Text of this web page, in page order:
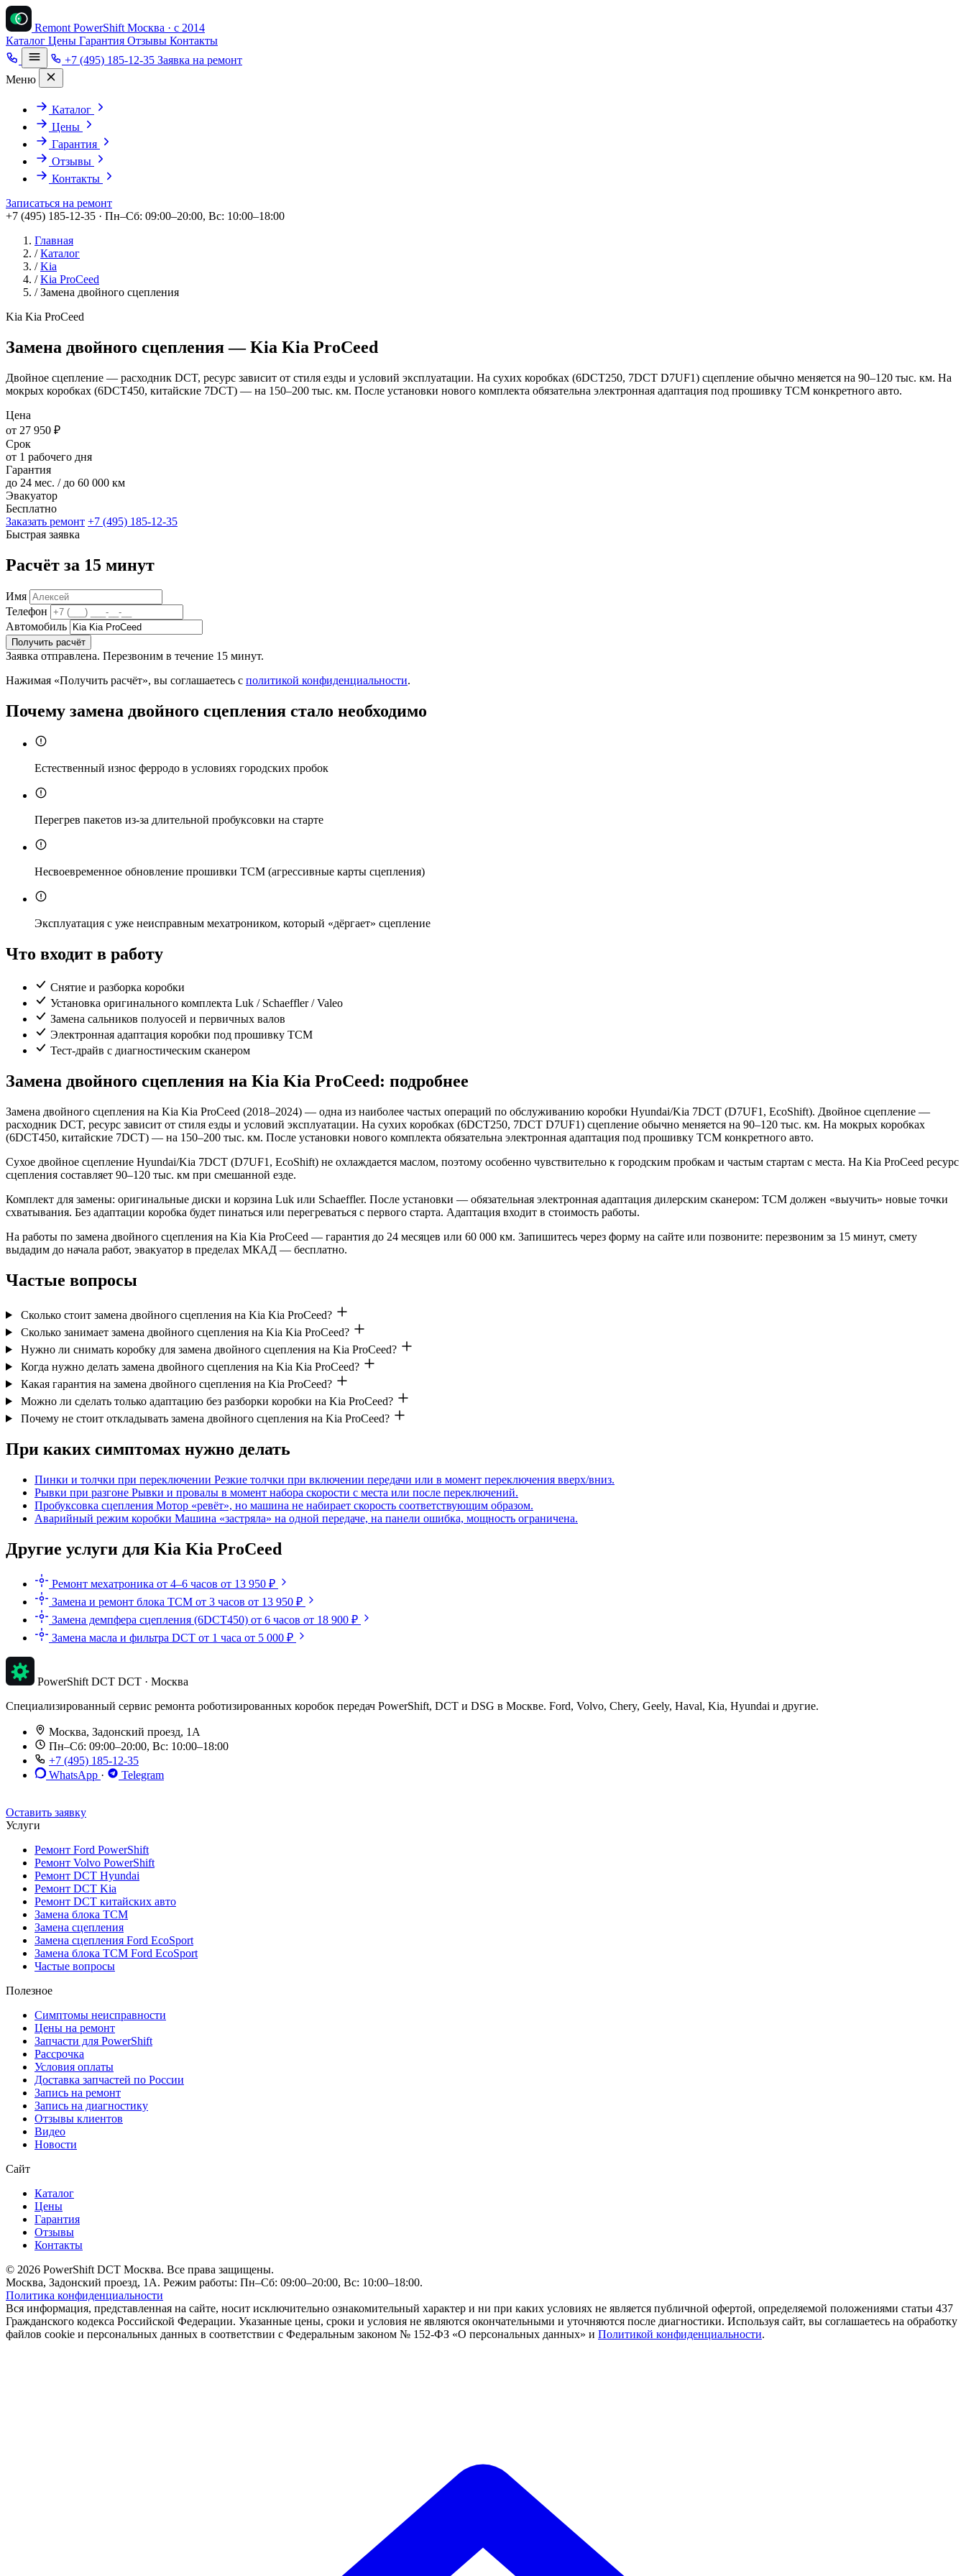
Remont PowerShift Москва · с 2014
Каталог Цены Гарантия Отзывы Контакты
+7 (495) 185-12-35 Заявка на ремонт
Меню
Каталог
Цены
Гарантия
Отзывы
Контакты
Записаться на ремонт
+7 (495) 185-12-35 · Пн–Сб: 09:00–20:00, Вс: 10:00–18:00
Главная
/ Каталог
/ Kia
/ Kia ProCeed
/ Замена двойного сцепления
Kia Kia ProCeed
Замена двойного сцепления — Kia Kia ProCeed
Двойное сцепление — расходник DCT, ресурс зависит от стиля езды и условий эксплуатации. На сухих коробках (6DCT250, 7DCT D7UF1) сцепление обычно меняется на 90–120 тыс. км. На
мокрых коробках (6DCT450, китайские 7DCT) — на 150–200 тыс. км. После установки нового комплекта обязательна электронная адаптация под прошивку TCM конкретного авто.
Цена
от 27 950 ₽
Срок
от 1 рабочего дня
Гарантия
до 24 мес. / до 60 000 км
Эвакуатор
Бесплатно
Заказать ремонт +7 (495) 185-12-35
Быстрая заявка
Расчёт за 15 минут
Имя
Телефон
Автомобиль
Получить расчёт
Заявка отправлена. Перезвоним в течение 15 минут.
Нажимая «Получить расчёт», вы соглашаетесь с политикой конфиденциальности.
Почему замена двойного сцепления стало необходимо
Естественный износ ферродо в условиях городских пробок
Перегрев пакетов из-за длительной пробуксовки на старте
Несвоевременное обновление прошивки TCM (агрессивные карты сцепления)
Эксплуатация с уже неисправным мехатроником, который «дёргает» сцепление
Что входит в работу
Снятие и разборка коробки
Установка оригинального комплекта Luk / Schaeffler / Valeo
Замена сальников полуосей и первичных валов
Электронная адаптация коробки под прошивку TCM
Тест-драйв с диагностическим сканером
Замена двойного сцепления на Kia Kia ProCeed: подробнее
Замена двойного сцепления на Kia Kia ProCeed (2018–2024) — одна из наиболее частых операций по обслуживанию коробки Hyundai/Kia 7DCT (D7UF1, EcoShift). Двойное сцепление —
расходник DCT, ресурс зависит от стиля езды и условий эксплуатации. На сухих коробках (6DCT250, 7DCT D7UF1) сцепление обычно меняется на 90–120 тыс. км. На мокрых коробках
(6DCT450, китайские 7DCT) — на 150–200 тыс. км. После установки нового комплекта обязательна электронная адаптация под прошивку TCM конкретного авто.
Сухое двойное сцепление Hyundai/Kia 7DCT (D7UF1, EcoShift) не охлаждается маслом, поэтому особенно чувствительно к городским пробкам и частым стартам с места. На Kia ProCeed ресурс
сцепления составляет 90–120 тыс. км при смешанной езде.
Комплект для замены: оригинальные диски и корзина Luk или Schaeffler. После установки — обязательная электронная адаптация дилерским сканером: TCM должен «выучить» новые точки
схватывания. Без адаптации коробка будет пинаться или перегреваться с первого старта. Адаптация входит в стоимость работы.
На работы по замена двойного сцепления на Kia Kia ProCeed — гарантия до 24 месяцев или 60 000 км. Запишитесь через форму на сайте или позвоните: перезвоним за 15 минут, смету
выдадим до начала работ, эвакуатор в пределах МКАД — бесплатно.
Частые вопросы
Сколько стоит замена двойного сцепления на Kia Kia ProCeed?
Сколько занимает замена двойного сцепления на Kia Kia ProCeed?
Нужно ли снимать коробку для замена двойного сцепления на Kia ProCeed?
Когда нужно делать замена двойного сцепления на Kia Kia ProCeed?
Какая гарантия на замена двойного сцепления на Kia ProCeed?
Можно ли сделать только адаптацию без разборки коробки на Kia ProCeed?
Почему не стоит откладывать замена двойного сцепления на Kia ProCeed?
При каких симптомах нужно делать
Пинки и толчки при переключении Резкие толчки при включении передачи или в момент переключения вверх/вниз.
Рывки при разгоне Рывки и провалы в момент набора скорости с места или после переключений.
Пробуксовка сцепления Мотор «ревёт», но машина не набирает скорость соответствующим образом.
Аварийный режим коробки Машина «застряла» на одной передаче, на панели ошибка, мощность ограничена.
Другие услуги для Kia Kia ProCeed
Ремонт мехатроника от 4–6 часов от 13 950 ₽
Замена и ремонт блока TCM от 3 часов от 13 950 ₽
Замена демпфера сцепления (6DCT450) от 6 часов от 18 900 ₽
Замена масла и фильтра DCT от 1 часа от 5 000 ₽
PowerShift DCT DCT · Москва
Специализированный сервис ремонта роботизированных коробок передач PowerShift, DCT и DSG в Москве. Ford, Volvo, Chery, Geely, Haval, Kia, Hyundai и другие.
Москва, Задонский проезд, 1А
Пн–Сб: 09:00–20:00, Вс: 10:00–18:00
+7 (495) 185-12-35
WhatsApp ·
Telegram
Оставить заявку
Услуги
Ремонт Ford PowerShift
Ремонт Volvo PowerShift
Ремонт DCT Hyundai
Ремонт DCT Kia
Ремонт DCT китайских авто
Замена блока TCM
Замена сцепления
Замена сцепления Ford EcoSport
Замена блока TCM Ford EcoSport
Частые вопросы
Полезное
Симптомы неисправности
Цены на ремонт
Запчасти для PowerShift
Рассрочка
Условия оплаты
Доставка запчастей по России
Запись на ремонт
Запись на диагностику
Отзывы клиентов
Видео
Новости
Сайт
Каталог
Цены
Гарантия
Отзывы
Контакты
© 2026 PowerShift DCT Москва. Все права защищены.
Москва, Задонский проезд, 1А. Режим работы: Пн–Сб: 09:00–20:00, Вс: 10:00–18:00.
Политика конфиденциальности
Вся информация, представленная на сайте, носит исключительно ознакомительный характер и ни при каких условиях не является публичной офертой, определяемой положениями статьи 437
Гражданского кодекса Российской Федерации. Указанные цены, сроки и условия не являются окончательными и уточняются после диагностики. Используя сайт, вы соглашаетесь на обработку
файлов cookie и персональных данных в соответствии с Федеральным законом № 152-ФЗ «О персональных данных» и Политикой конфиденциальности.